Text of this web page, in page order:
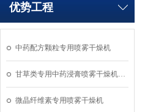
优势工程
中药配方颗粒专用喷雾干燥机
甘草类专用中药浸膏喷雾干燥机…
微晶纤维素专用喷雾干燥机